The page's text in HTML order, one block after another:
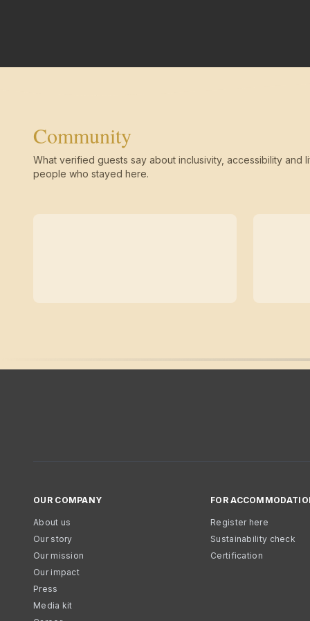
Community
What verified guests say about inclusivity, accessibility and
people who stayed here.
OUR COMPANY
About us
Our story
Our mission
Our impact
Press
Media kit
FOR
Register here
Sustainability check
Certification